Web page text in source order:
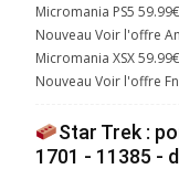
Micromania PS5
Nouveau Voir l'offre
Micromania XSX
Nouveau Voir l'offre
Star Trek :
1701 - 11385 -